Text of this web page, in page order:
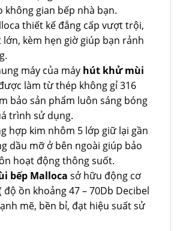
không gian bếp nhà bạn.
thiết kế đẳng cấp vượt trội,
kèm hẹn giờ giúp bạn rảnh
máy của máy hút khử mùi
làm từ thép không gỉ 316
bảo sản phẩm luôn sáng bóng
trình sử dụng.
hợp kim nhôm 5 lớp giữ lại gần
dầu mỡ ở bên ngoài giúp bảo
hoạt động thông suốt.
bếp Malloca sở hữu động cơ
ồn khoảng 47 – 70Db Decibel
mẽ, bền bỉ, đạt hiệu suất sử